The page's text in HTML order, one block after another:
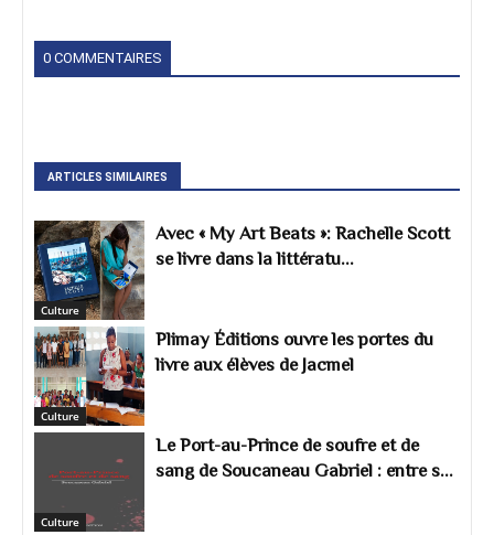
0 COMMENTAIRES
ARTICLES SIMILAIRES
Culture
Avec « My Art Beats »: Rachelle Scott
se livre dans la littératu...
Culture
Plimay Éditions ouvre les portes du
livre aux élèves de Jacmel
Culture
Le Port-au-Prince de soufre et de
sang de Soucaneau Gabriel : entre s...